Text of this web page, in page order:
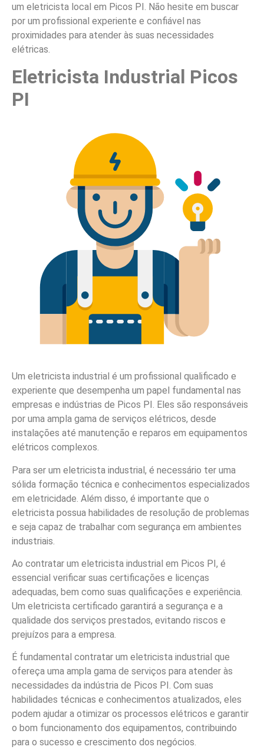
um eletricista local em Picos PI. Não hesite em buscar
por um profissional experiente e confiável nas
proximidades para atender às suas necessidades
elétricas.
Eletricista Industrial Picos
PI
Um eletricista industrial é um profissional qualificado e
experiente que desempenha um papel fundamental nas
empresas e indústrias de Picos PI. Eles são responsáveis
por uma ampla gama de serviços elétricos, desde
instalações até manutenção e reparos em equipamentos
elétricos complexos.
Para ser um eletricista industrial, é necessário ter uma
sólida formação técnica e conhecimentos especializados
em eletricidade. Além disso, é importante que o
eletricista possua habilidades de resolução de problemas
e seja capaz de trabalhar com segurança em ambientes
industriais.
Ao contratar um eletricista industrial em Picos PI, é
essencial verificar suas certificações e licenças
adequadas, bem como suas qualificações e experiência.
Um eletricista certificado garantirá a segurança e a
qualidade dos serviços prestados, evitando riscos e
prejuízos para a empresa.
É fundamental contratar um eletricista industrial que
ofereça uma ampla gama de serviços para atender às
necessidades da indústria de Picos PI. Com suas
habilidades técnicas e conhecimentos atualizados, eles
podem ajudar a otimizar os processos elétricos e garantir
o bom funcionamento dos equipamentos, contribuindo
para o sucesso e crescimento dos negócios.